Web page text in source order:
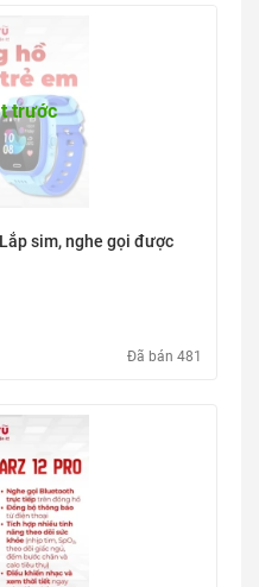
trước
sim, nghe gọi được
Đã bán 481